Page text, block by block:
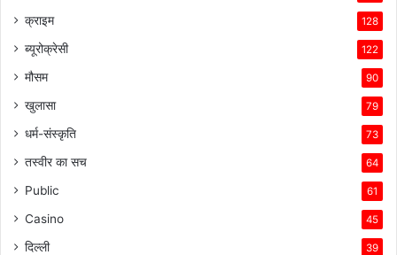
क्राइम 128
ब्यूरोक्रेसी 122
मौसम 90
खुलासा 79
धर्म-संस्कृति 73
तस्वीर का सच 64
Public 61
Casino 45
दिल्ली 39